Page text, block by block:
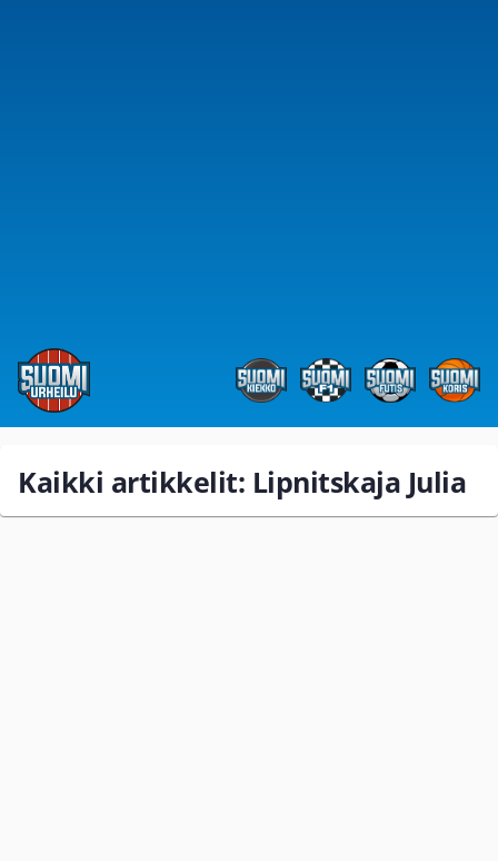
Kaikki artikkelit: Lipnitskaja Julia